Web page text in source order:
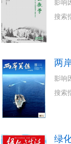
影响
搜索
两
影响
搜索
绿